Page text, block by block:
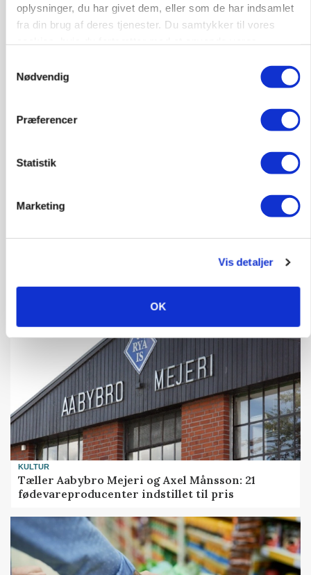
oplysninger, du har givet dem, eller som de har indsamlet
fra din brug af deres tjenester. Du samtykker til vores
Nødvendig
Præferencer
Statistik
Marketing
Vis detaljer
OK
Annonce
fordoble produktionen og behandle 800.000 ton
KULTUR
Tæller Aabybro Mejeri og Axel Månsson: 21
fødevareproducenter indstillet til pris